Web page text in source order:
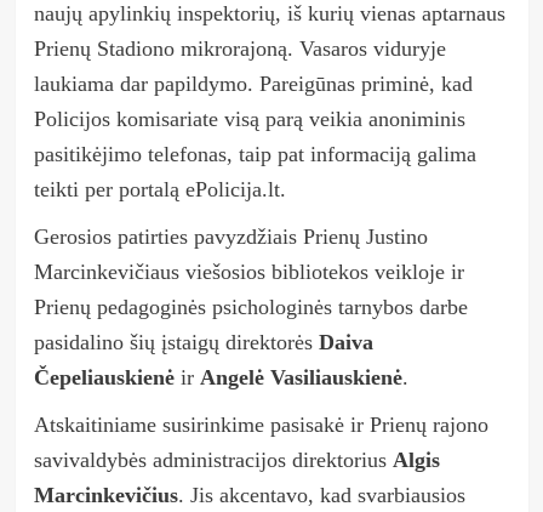
naujų apylinkių inspektorių, iš kurių vienas aptarnaus
Prienų Stadiono mikrorajoną. Vasaros viduryje
laukiama dar papildymo. Pareigūnas priminė, kad
Policijos komisariate visą parą veikia anoniminis
pasitikėjimo telefonas, taip pat informaciją galima
teikti per portalą ePolicija.lt.
Gerosios patirties pavyzdžiais Prienų Justino
Marcinkevičiaus viešosios bibliotekos veikloje ir
Prienų pedagoginės psichologinės tarnybos darbe
pasidalino šių įstaigų direktorės Daiva
Čepeliauskienėir Angelė Vasiliauskienė.
Atskaitiniame susirinkime pasisakė ir Prienų rajono
savivaldybės administracijos direktorius Algis
Marcinkevičius. Jis akcentavo, kad svarbiausios